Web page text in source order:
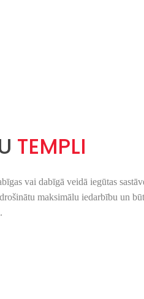
TEMPLI
īgasvai dabīgā veidā iegūtas
šinātu maksimālu iedarbību un